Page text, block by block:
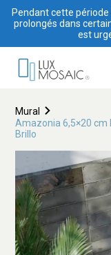
Pendant cette
prolongés dans
est
Mural
Amazonia 6,5×20 cm
Brillo